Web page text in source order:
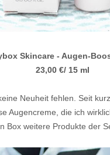
Skincare - Augen-
23,00 €/ 15 ml
Neuheit fehlen. Seit
Augencreme, die ich
Box weitere Produkte der